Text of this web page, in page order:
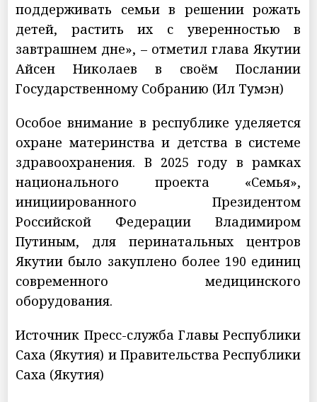
поддерживать семьи в решении рожать
детей, растить их с уверенностью в
завтрашнем дне», – отметил глава Якутии
Айсен Николаев в своём Послании
Государственному Собранию (Ил Тумэн)
Особое внимание в республике уделяется
охране материнства и детства в системе
здравоохранения. В 2025 году в рамках
национального проекта «Семья»,
инициированного Президентом
Российской Федерации Владимиром
Путиным, для перинатальных центров
Якутии было закуплено более 190 единиц
современного медицинского
оборудования.
Источник Пресс-служба Главы Республики
Саха (Якутия) и Правительства Республики
Саха (Якутия)